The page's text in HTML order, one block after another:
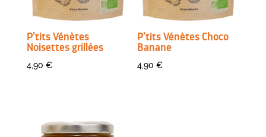
P’tits Vénètes
Noisettes grillées
4,90 €
P’tits Vénètes Choco
Banane
4,90€